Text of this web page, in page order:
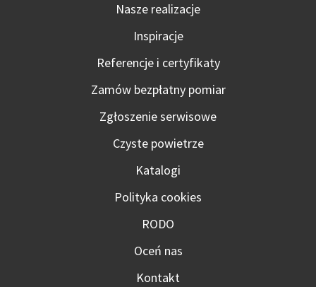
Nasze realizacje
Inspiracje
Referencje i certyfikaty
Zamów bezpłatny pomiar
Zgłoszenie serwisowe
Czyste powietrze
Katalogi
Polityka cookies
RODO
Oceń nas
Kontakt